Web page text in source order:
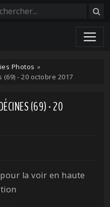
Photos »
- 20 octobre 2017
(69) - 20
la voir en haute